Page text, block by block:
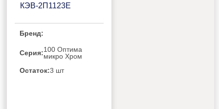
КЭВ-2П1123E
Бренд:
Серия:100 Оптима
микро Хром
Остаток:3 шт